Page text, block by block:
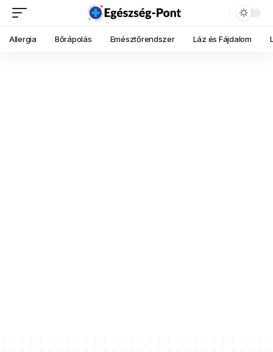
Allergia Bőrápolás Emésztőrendszer Láz és Fájdalom